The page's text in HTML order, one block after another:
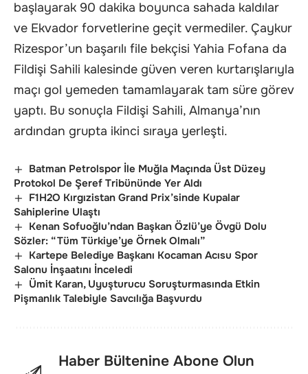
başlayarak 90 dakika boyunca sahada kaldılar
ve Ekvador forvetlerine geçit vermediler. Çaykur
Rizespor’un başarılı file bekçisi Yahia Fofana da
Fildişi Sahili kalesinde güven veren kurtarışlarıyla
maçı gol yemeden tamamlayarak tam süre görev
yaptı. Bu sonuçla Fildişi Sahili, Almanya’nın
ardından grupta ikinci sıraya yerleşti.
Batman Petrolspor İle Muğla Maçında Üst Düzey
Protokol De Şeref Tribününde Yer Aldı
F1H2O Kırgızistan Grand Prix’sinde Kupalar
Sahiplerine Ulaştı
Kenan Sofuoğlu’ndan Başkan Özlü’ye Övgü Dolu
Sözler: “Tüm Türkiye’ye Örnek Olmalı”
Kartepe Belediye Başkanı Kocaman Acısu Spor
Salonu İnşaatını İnceledi
Ümit Karan, Uyuşturucu Soruşturmasında Etkin
Pişmanlık Talebiyle Savcılığa Başvurdu
Haber Bültenine Abone Olun